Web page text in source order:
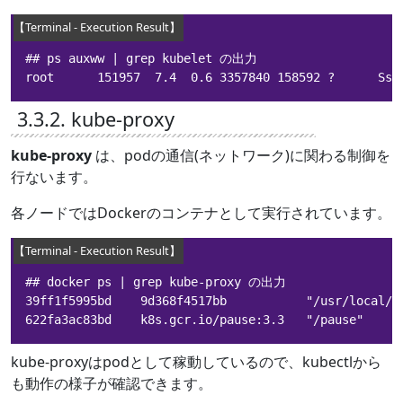
## ps auxww | grep kubelet の出力
root      151957  7.4  0.6 3357840 158592 ?      Ssl
3.3.2. kube-proxy
kube-proxy は、podの通信(ネットワーク)に関わる制御を
行ないます。
各ノードではDockerのコンテナとして実行されています。
## docker ps | grep kube-proxy の出力
39ff1f5995bd    9d368f4517bb           "/usr/local/bin/
622fa3ac83bd    k8s.gcr.io/pause:3.3   "/pause"
kube-proxyはpodとして稼動しているので、kubectlから
も動作の様子が確認できます。